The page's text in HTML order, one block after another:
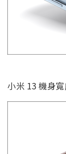
小米 13 機身